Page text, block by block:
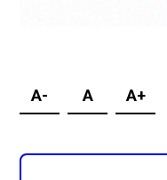
A- A A+